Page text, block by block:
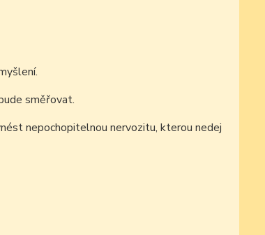
směřovat.
nepochopitelnou nervozitu, kterou nedej